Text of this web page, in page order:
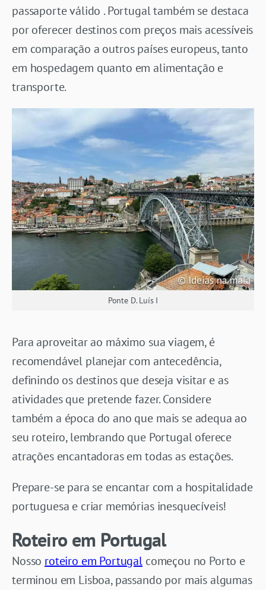
passaporte válido . Portugal também se destaca
por oferecer destinos com preços mais acessíveis
em comparação a outros países europeus, tanto
em hospedagem quanto em alimentação e
transporte.
Ponte D. Luís I
Para aproveitar ao máximo sua viagem, é
recomendável planejar com antecedência,
definindo os destinos que deseja visitar e as
atividades que pretende fazer. Considere
também a época do ano que mais se adequa ao
seu roteiro, lembrando que Portugal oferece
atrações encantadoras em todas as estações.
Prepare-se para se encantar com a hospitalidade
portuguesa e criar memórias inesquecíveis!
Roteiro em Portugal
Nosso roteiro em Portugal começou no Porto e
terminou em Lisboa, passando por mais algumas